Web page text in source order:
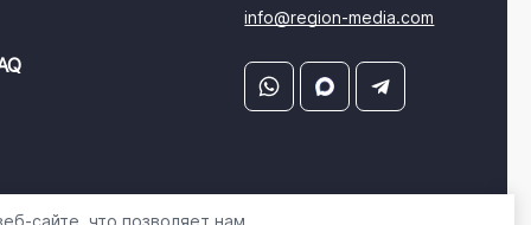
info@region-media.com
сайте, что позволяет нам